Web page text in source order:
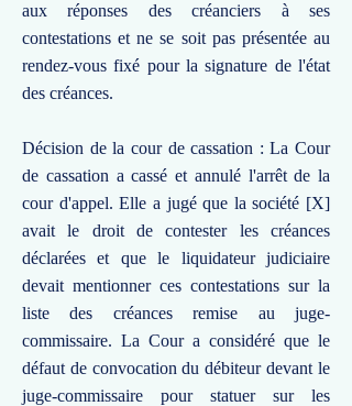
aux réponses des créanciers à ses
contestations et ne se soit pas présentée au
rendez-vous fixé pour la signature de l'état
des créances.
Décision de la cour de cassation : La Cour
de cassation a cassé et annulé l'arrêt de la
cour d'appel. Elle a jugé que la société [X]
avait le droit de contester les créances
déclarées et que le liquidateur judiciaire
devait mentionner ces contestations sur la
liste des créances remise au juge-
commissaire. La Cour a considéré que le
défaut de convocation du débiteur devant le
juge-commissaire pour statuer sur les